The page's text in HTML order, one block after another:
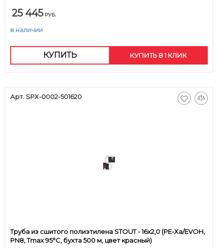
25 445 РУБ.
в наличии
КУПИТЬ КУПИТЬ В 1 КЛИК
Арт. SPX-0002-501620
Труба из сшитого полиэтилена STOUT - 16x2,0 (PE-Xa/EVOH,
PN8, Tmax 95°C, бухта 500 м, цвет красный)